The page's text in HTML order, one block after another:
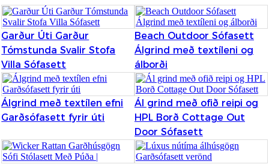
français
Af Soomaali
Shona
Sugbuanon
Euskara
ລາວ
Zulu
Garður Úti Garður
Tómstunda Svalir Stofa
Villa Sófasett
Beach Outdoor Sófasett
Álgrind með textíleni og
álborði
Álgrind með textílen efni
Garðsófasett fyrir úti
Ál grind með ofið reipi og
HPL Borð Cottage Out
Door Sófasett